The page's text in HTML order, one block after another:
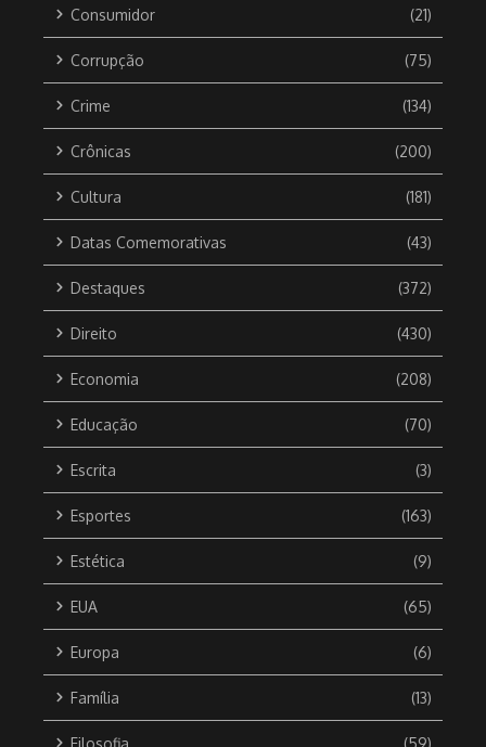
Consumidor (21)
Corrupção (75)
Crime (134)
Crônicas (200)
Cultura (181)
Datas Comemorativas (43)
Destaques (372)
Direito (430)
Economia (208)
Educação (70)
Escrita (3)
Esportes (163)
Estética (9)
EUA (65)
Europa (6)
Família (13)
Filosofia (59)